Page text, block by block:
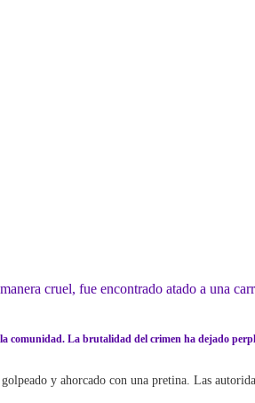
cruel, fue encontrado atado a una
comunidad. La brutalidad del crimen ha dejado
y ahorcado con una pretina. Las